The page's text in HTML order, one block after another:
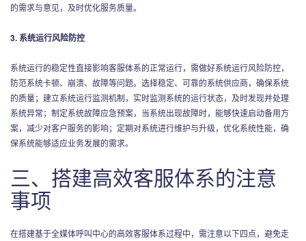
的需求与意见，及时优化服务质量。
3. 系统运行风险防控
系统运行的稳定性直接影响客服体系的正常运行，需做好系统运行风险防控，
防范系统卡顿、崩溃、故障等问题。选择稳定、可靠的系统供应商，确保系统
的质量；建立系统运行监测机制，实时监测系统的运行状态，及时发现并处理
系统异常；制定系统故障应急预案，当系统出现故障时，能够快速启动备用方
案，减少对客户服务的影响；定期对系统进行维护与升级，优化系统性能，确
保系统能够适应业务发展的需求。
三、搭建高效客服体系的注意
事项
在搭建基于全媒体呼叫中心的高效客服体系过程中，需注意以下四点，避免走